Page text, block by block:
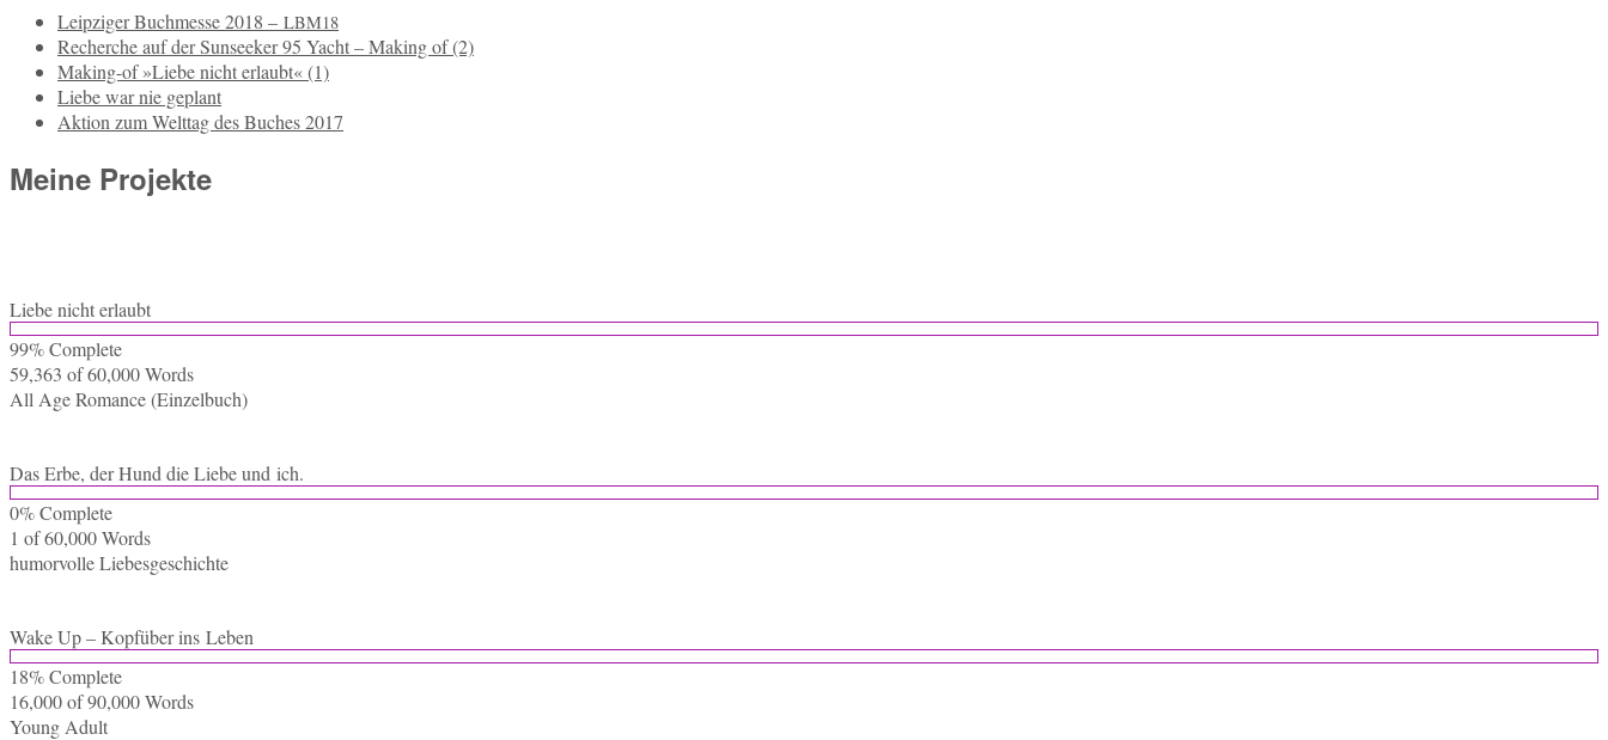
Leipziger Buchmesse 2018 – LBM18
Recherche auf der Sunseeker 95 Yacht – Making of (2)
Making-of »Liebe nicht erlaubt« (1)
Liebe war nie geplant
Aktion zum Welttag des Buches 2017
Meine Projekte
Liebe nicht erlaubt
99% Com­ple­te
59,363 of 60,000Words
All Age Ro­mance (Ein­zel­buch)
Das Erbe, der Hund die Liebe und ich.
0% Com­ple­te
1 of 60,000Words
hu­mor­vol­le Liebesgeschichte
Wake Up – Kopf­über ins Leben
18% Com­ple­te
16,000 of 90,000Words
Young Adult